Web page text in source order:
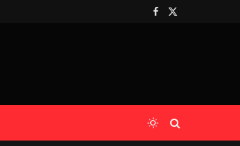
Facebook
X